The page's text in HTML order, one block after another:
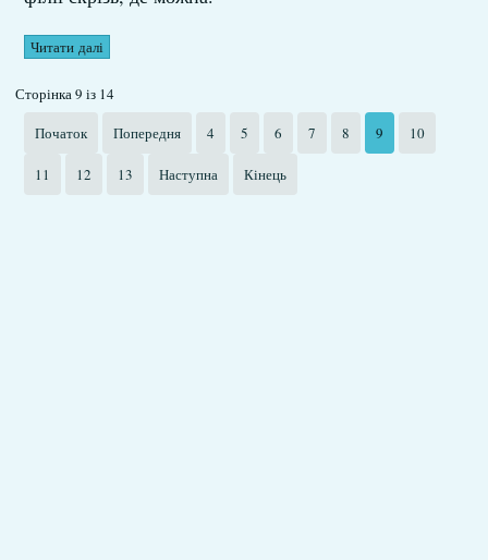
Читати далі
Сторінка 9 із 14
Початок
Попередня 4 5 6 7 8 9 10
11 12 13 Наступна Кінець